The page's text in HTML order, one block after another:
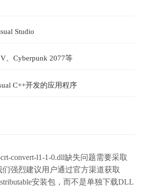
Studio
、Cyberpunk 2077等
C++开发的应用程序
convert-l1-1-0.dll缺失问题需要采取
强烈建议用户通过官方渠道获取
安装包，而不是单独下载DLL